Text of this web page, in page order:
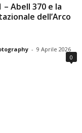
– Abell 370 e la
dell’Arco
- 9 Aprile 2026
0